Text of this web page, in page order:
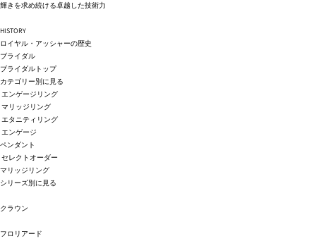
輝きを求め続ける卓越した技術力
HISTORY
ロイヤル・アッシャーの歴史
ブライダル
ブライダルトップ
カテゴリー別に見る
エンゲージリング
マリッジリング
エタニティリング
エンゲージ
ペンダント
セレクトオーダー
マリッジリング
シリーズ別に見る
クラウン
フロリアード